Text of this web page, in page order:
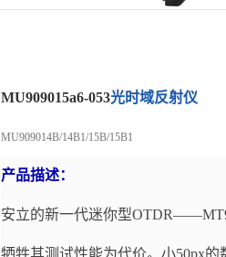
MU909015a6-053光时域反射仪
MU909014B/14B1/15B/15B1
产品描述：
安立的新一代迷你型
牺牲其测试性能为代价。小50px